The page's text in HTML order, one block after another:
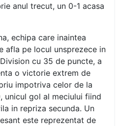
anul trecut, un 0-1 acasa
echipa care inaintea
afla pe locul unsprezece in
cu 35 de puncte, a
o victorie extrem de
impotriva celor de la
unicul gol al meciului fiind
in repriza secunda. Un
este reprezentat de